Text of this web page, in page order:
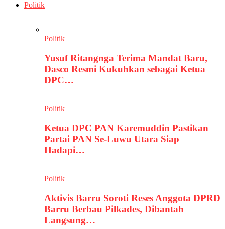
Politik
Politik
Yusuf Ritangnga Terima Mandat Baru,
Dasco Resmi Kukuhkan sebagai Ketua
DPC…
Politik
Ketua DPC PAN Karemuddin Pastikan
Partai PAN Se-Luwu Utara Siap
Hadapi…
Politik
Aktivis Barru Soroti Reses Anggota DPRD
Barru Berbau Pilkades, Dibantah
Langsung…